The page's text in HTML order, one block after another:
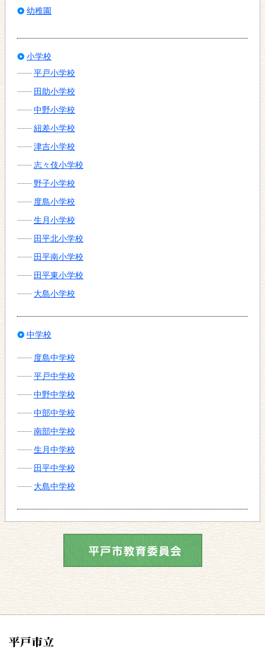
幼稚園
小学校
平戸小学校
田助小学校
中野小学校
紐差小学校
津吉小学校
志々伎小学校
野子小学校
度島小学校
生月小学校
田平北小学校
田平南小学校
田平東小学校
大島小学校
中学校
度島中学校
平戸中学校
中野中学校
中部中学校
南部中学校
生月中学校
田平中学校
大島中学校